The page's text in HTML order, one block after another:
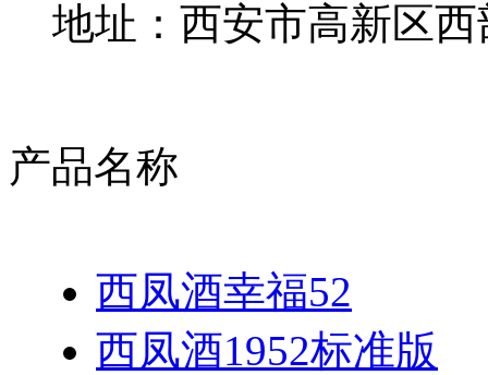
地址：西安市高新区西
产品名称
西凤酒幸福52
西凤酒1952标准版